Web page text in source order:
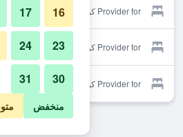
Provider for كولابا موتل
Provider for كولابا موتل
Provider for كولابا موتل
16
17
23
24
30
31
منخفض